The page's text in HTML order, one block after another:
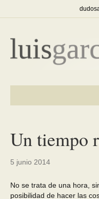
Un tiempo
5 junio 2014
No se trata de una hora,
posibilidad de hacer las